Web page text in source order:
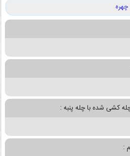
کشی شده با چله پنبه :
: